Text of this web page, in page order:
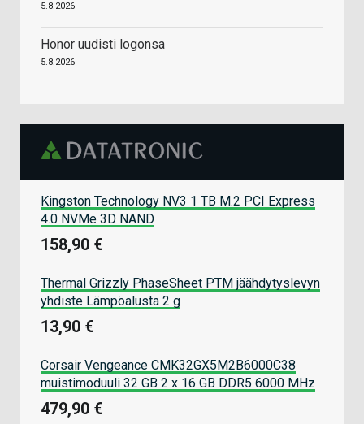
5.8.2026
Honor uudisti logonsa
5.8.2026
Kingston Technology NV3 1 TB M.2 PCI Express
4.0 NVMe 3D NAND
158,90 €
Thermal Grizzly PhaseSheet PTM jäähdytyslevyn
yhdiste Lämpöalusta 2 g
13,90 €
Corsair Vengeance CMK32GX5M2B6000C38
muistimoduuli 32 GB 2 x 16 GB DDR5 6000 MHz
479,90 €